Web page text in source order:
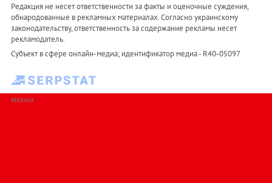
Редакция не несет ответственности за факты и оценочные суждения,
обнародованные в рекламных материалах. Согласно украинскому
законодательству, ответственность за содержание рекламы несет
рекламодатель.
Субъект в сфере онлайн-медиа; идентификатор медиа - R40-05097
РЕКЛАМА